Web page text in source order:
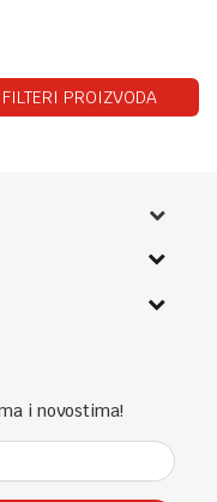
FILTERI PROIZVODA
i novostima!